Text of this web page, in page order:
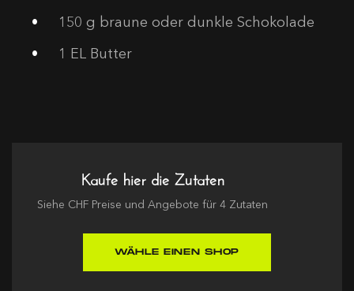
150 g braune oder dunkle Schokolade
1 EL Butter
Kaufe hier die Zutaten
Siehe CHF Preise und Angebote für 4 Zutaten
WÄHLE EINEN SHOP